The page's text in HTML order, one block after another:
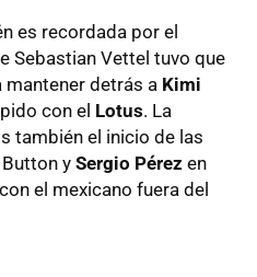
es recordada por el
Sebastian Vettel tuvo que
mantener detrás a Kimi
con el Lotus. La
también el inicio de las
y Sergio Pérez en
el mexicano fuera del